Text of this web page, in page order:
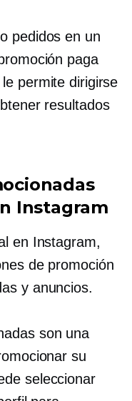
pedidos en un
paga
permite dirigirse
resultados
Instagram
en Instagram,
de promoción
y anuncios.
son una
su
seleccionar